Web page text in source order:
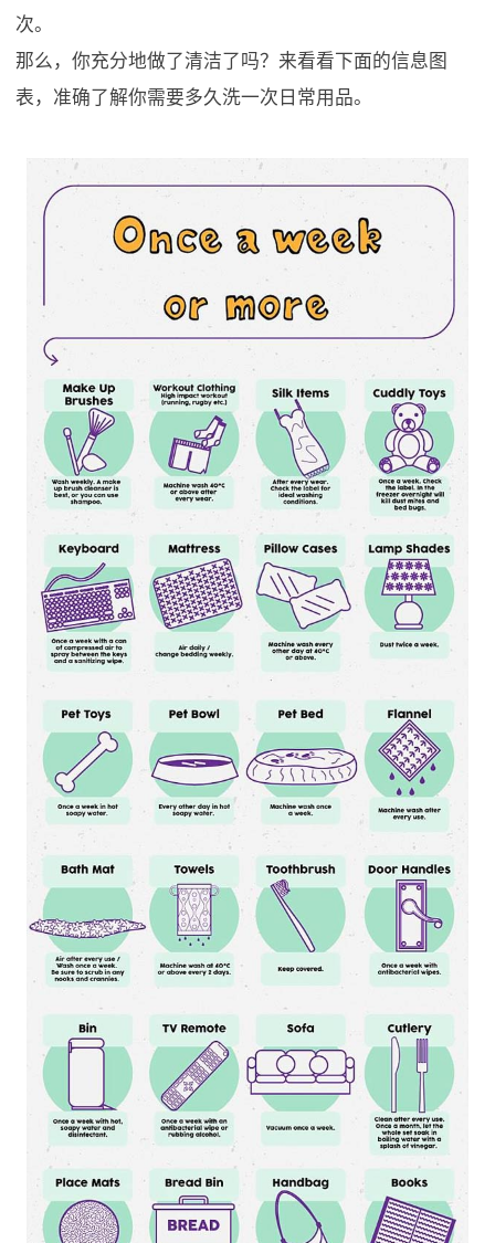
次。
那么，你充分地做了清洁了吗？来看看下面的信息图
表，准确了解你需要多久洗一次日常用品。